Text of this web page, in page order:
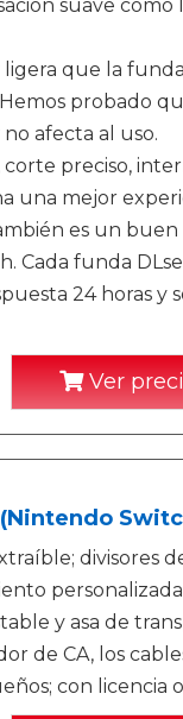
suave
que la
probado
afecta al uso.
corte preciso,
una mejor
es un
Cada funda
24 horas y
Ver
divisores
y asa de
de CA, los
con licencia